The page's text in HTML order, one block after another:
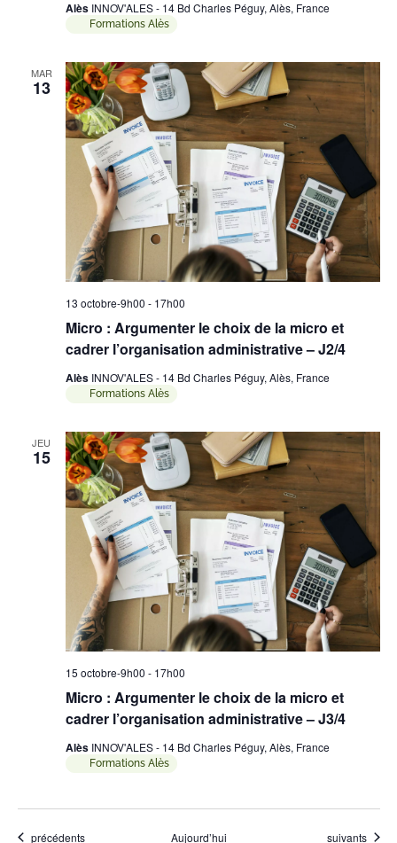
Alès INNOV'ALES - 14 Bd Charles Péguy, Alès, France
Formations Alès
MAR
13
Micro : Argumenter le choix de la micro et
cadrer l’organisation administrative – J2/4
13 octobre-9h00 - 17h00
Alès INNOV'ALES - 14 Bd Charles Péguy, Alès, France
Formations Alès
JEU
15
Micro : Argumenter le choix de la micro et
cadrer l’organisation administrative – J3/4
15 octobre-9h00 - 17h00
Alès INNOV'ALES - 14 Bd Charles Péguy, Alès, France
Formations Alès
Évènements
précédents Aujourd’hui Évènements
suivants